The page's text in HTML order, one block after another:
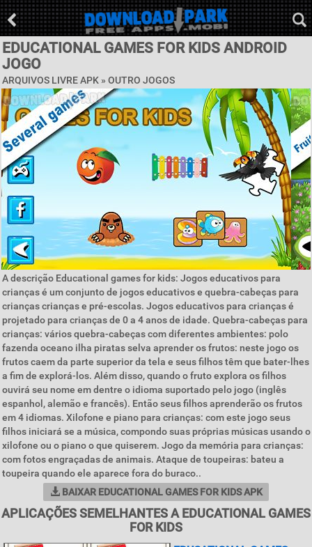
EDUCATIONAL GAMES FOR KIDS ANDROID
JOGO
ARQUIVOS LIVRE APK » OUTRO JOGOS
A descrição Educational games for kids: Jogos educativos para
crianças é um conjunto de jogos educativos e quebra-cabeças para
crianças crianças e pré-escolas. Jogos educativos para crianças é
projetado para crianças de 0 a 4 anos de idade. Quebra-cabeças para
crianças: vários quebra-cabeças com diferentes ambientes: polo
fazenda oceano ilha piratas selva aprender os frutos: neste jogo os
frutos caem da parte superior da tela e seus filhos têm que bater-lhes
a fim de explorá-los. Além disso, quando o fruto explora os filhos
ouvirá seu nome em dentre o idioma suportado pelo jogo (inglês
espanhol, alemão e francês). Então seus filhos aprenderão os frutos
em 4 idiomas. Xilofone e piano para crianças: com este jogo seus
filhos iniciará se a música, compondo suas próprias músicas usando o
xilofone ou o piano o que quiserem. Jogo da memória para crianças:
com fotos engraçadas de animais. Ataque de toupeiras: bateu a
toupeira quando ele aparece fora do buraco..
BAIXAR EDUCATIONAL GAMES FOR KIDS APK
APLICAÇÕES SEMELHANTES A EDUCATIONAL GAMES
FOR KIDS